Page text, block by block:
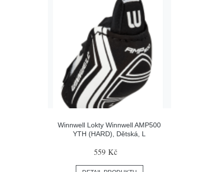
Winnwell Lokty Winnwell AMP500
YTH (HARD), Dětská, L
559 Kč